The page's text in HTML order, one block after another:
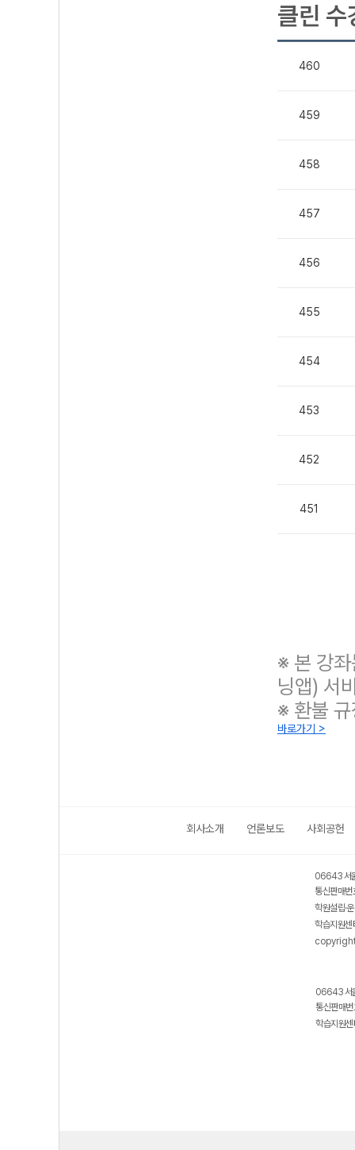
클린 수
460
459
458
457
456
455
454
453
452
451
※ 본 강
닝앱) 서
※ 환불
바로가기 >
회사소개 언론보도 사회공헌
06643 서
통신판매
학원설립·
학습지원
06643 서
통신판매
학습지원